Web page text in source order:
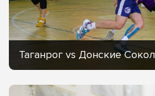
Таганрог vs Донские